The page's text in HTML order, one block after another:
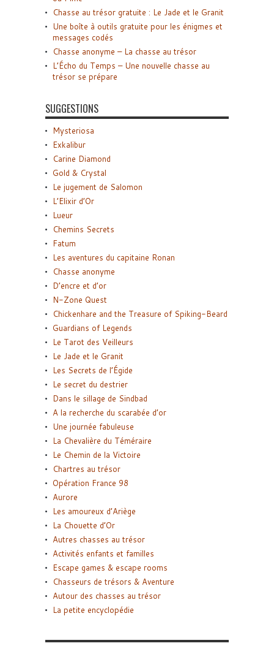
Chasse au trésor gratuite : Le Jade et le Granit
Une boîte à outils gratuite pour les énigmes et
messages codés
Chasse anonyme – La chasse au trésor
L’Écho du Temps – Une nouvelle chasse au
trésor se prépare
SUGGESTIONS
Mysteriosa
Exkalibur
Carine Diamond
Gold & Crystal
Le jugement de Salomon
L’Elixir d’Or
Lueur
Chemins Secrets
Fatum
Les aventures du capitaine Ronan
Chasse anonyme
D’encre et d’or
N-Zone Quest
Chickenhare and the Treasure of Spiking-Beard
Guardians of Legends
Le Tarot des Veilleurs
Le Jade et le Granit
Les Secrets de l’Égide
Le secret du destrier
Dans le sillage de Sindbad
A la recherche du scarabée d’or
Une journée fabuleuse
La Chevalière du Téméraire
Le Chemin de la Victoire
Chartres au trésor
Opération France 98
Aurore
Les amoureux d’Ariège
La Chouette d’Or
Autres chasses au trésor
Activités enfants et familles
Escape games & escape rooms
Chasseurs de trésors & Aventure
Autour des chasses au trésor
La petite encyclopédie